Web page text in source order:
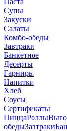
Паста
Супы
Закуски
Салаты
Комбо-обеды
Завтраки
Банкетное
Десерты
Гарниры
Напитки
Хлеб
Соусы
Сертификаты
ПиццаРоллы
обедыЗавтраки